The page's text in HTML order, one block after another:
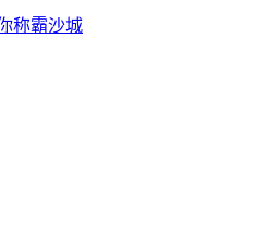
称霸沙城